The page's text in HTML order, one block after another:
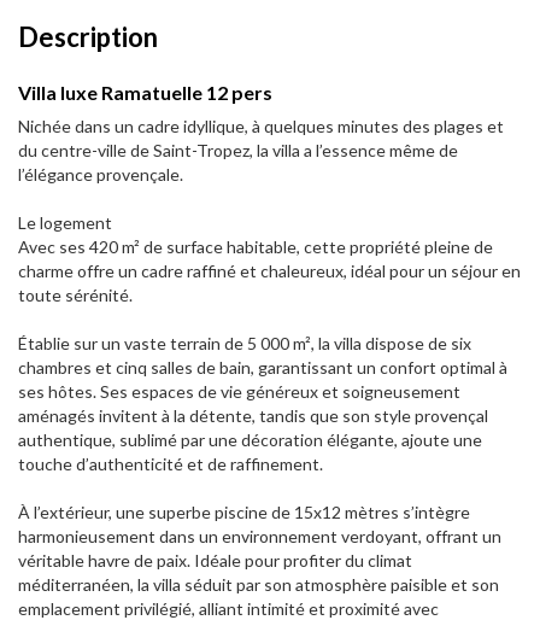
Description
Villa luxe Ramatuelle 12 pers
Nichée dans un cadre idyllique, à quelques minutes des plages et
du centre-ville de Saint-Tropez, la villa a l’essence même de
l’élégance provençale.
Le logement
Avec ses 420 m² de surface habitable, cette propriété pleine de
charme offre un cadre raffiné et chaleureux, idéal pour un séjour en
toute sérénité.
Établie sur un vaste terrain de 5 000 m², la villa dispose de six
chambres et cinq salles de bain, garantissant un confort optimal à
ses hôtes. Ses espaces de vie généreux et soigneusement
aménagés invitent à la détente, tandis que son style provençal
authentique, sublimé par une décoration élégante, ajoute une
touche d’authenticité et de raffinement.
À l’extérieur, une superbe piscine de 15x12 mètres s’intègre
harmonieusement dans un environnement verdoyant, offrant un
véritable havre de paix. Idéale pour profiter du climat
méditerranéen, la villa séduit par son atmosphère paisible et son
emplacement privilégié, alliant intimité et proximité avec